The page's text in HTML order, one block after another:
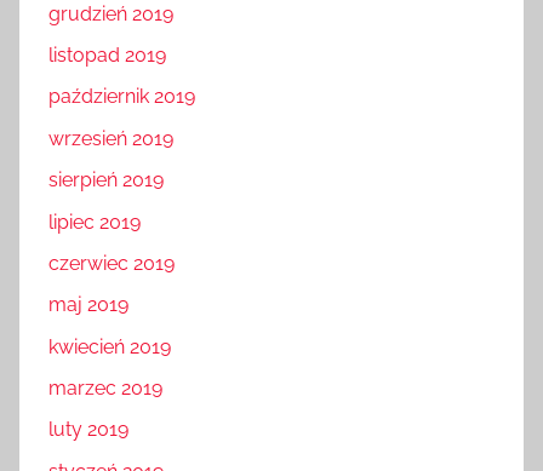
grudzień 2019
listopad 2019
październik 2019
wrzesień 2019
sierpień 2019
lipiec 2019
czerwiec 2019
maj 2019
kwiecień 2019
marzec 2019
luty 2019